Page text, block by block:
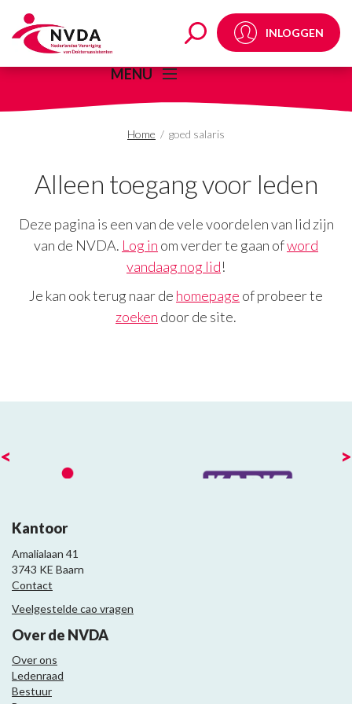
goed salaris Archives -
INLOGGEN
MENU
Home / goed salaris
Alleen toegang voor leden
Deze pagina is een van de vele voordelen van lid zijn
van de NVDA. Log in om verder te gaan ofword
vandaag nog lid!
Je kan ook terug naar de homepage of probeer te
zoeken door de site.
< >
Kantoor
Amalialaan 41
3743 KE Baarn
Contact
Veelgestelde cao vragen
Over de NVDA
Over ons
Ledenraad
Bestuur